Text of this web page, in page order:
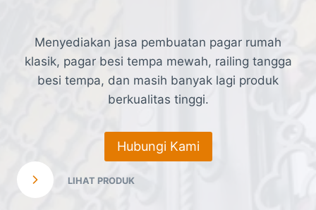
Menyediakan jasa pembuatan pagar rumah
klasik, pagar besi tempa mewah, railing tangga
besi tempa, dan masih banyak lagi produk
berkualitas tinggi.
Hubungi Kami
LIHAT PRODUK